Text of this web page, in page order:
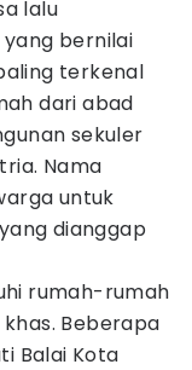
lalu
bernilai
terkenal
dari abad
sekuler
Nama
untuk
dianggap
rumah-rumah
Beberapa
Balai Kota